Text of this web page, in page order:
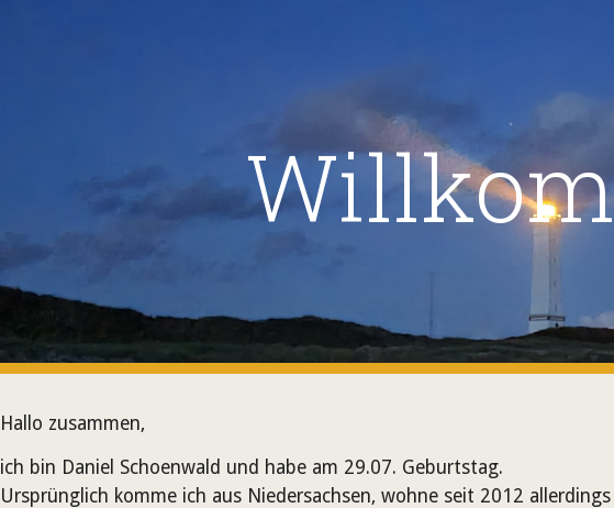
Hallo zusammen,
ich bin Daniel Schoenwald und habe am 29.07. Geburtstag.
Ursprünglich komme ich aus Niedersachsen, wohne seit 2012